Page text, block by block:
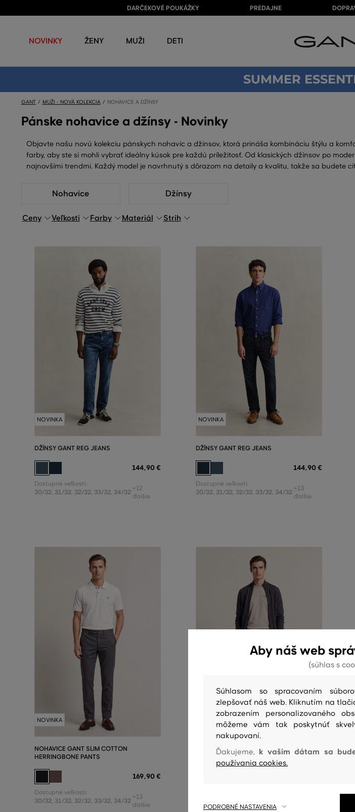
DARČEKOVÉ POUKÁŽKY PREDAJNE
NOVINKY ŽENY MUŽI DETI
SUMMER
GANT MUŽI - NOVÁ KOLEKCIA NOHAVICE A DŽÍNSY
Pánske nohavice a džínsy - Novinky
Objavte našu novú kolekciu pánskych nohavíc a džínsov, ktorá prináša kombináciu štýlu a
farby, aby ste si mohli vybrať ideálny kúsok pre každú príležitosť. Od klasických džínsov po
najnovšími trendmi. Každý model je navrhnutý s dôrazom na detaily a kvalitu, takže sa budete
Nohavice Džínsy
Ceny Veľkosti Farby Materiál Strih
NOVINKA
DŽÍNSY GANT REG JEANS
144,90 €
Dostupné veľkosti:
30/32, 31/32, 32/32, 33/32, 34/32 +12
ďalšie
NOVINKA
DŽÍNSY GANT REG JEANS
144,90 €
Dostupné veľkosti:
30/32, 31/32, 32/32, 33/32, 34/32 +13
ďalšie
NOVINKA
NOHAVICE GANT SLIM COTTON
HERRINGBONE PANTS
169,90 €
Dostupné veľkosti:
30/32, 31/32, 32/32, 33/32, 34/32 +13
ďalšie
NOHAVICE GANT SLIM SMART CHINOS
Aby náš web
(súhlas s
Súhlasom so spracovaním
zlepšovať náš web. Kliknutím na
zobrazením personalizovaného
môžeme vám tak poskytnúť
nakupovaní.
Ďakujeme, k vašim dátam sa
používania cookies.
PODROBNÉ NASTAVENIA